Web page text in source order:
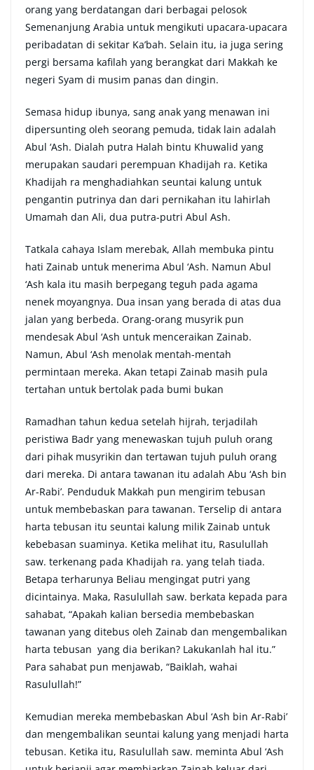
orang yang berdatangan dari berbagai pelosok
Semenanjung Arabia untuk mengikuti upacara-upacara
peribadatan di sekitar Ka’bah. Selain itu, ia juga sering
pergi bersama kafilah yang berangkat dari Makkah ke
negeri Syam di musim panas dan dingin.
Semasa hidup ibunya, sang anak yang menawan ini
dipersunting oleh seorang pemuda, tidak lain adalah
Abul ‘Ash. Dialah putra Halah bintu Khuwalid yang
merupakan saudari perempuan Khadijah ra. Ketika
Khadijah ra menghadiahkan seuntai kalung untuk
pengantin putrinya dan dari pernikahan itu lahirlah
Umamah dan Ali, dua putra-putri Abul Ash.
Tatkala cahaya Islam merebak, Allah membuka pintu
hati Zainab untuk menerima Abul ‘Ash. Namun Abul
‘Ash kala itu masih berpegang teguh pada agama
nenek moyangnya. Dua insan yang berada di atas dua
jalan yang berbeda. Orang-orang musyrik pun
mendesak Abul ‘Ash untuk menceraikan Zainab.
Namun, Abul ‘Ash menolak mentah-mentah
permintaan mereka. Akan tetapi Zainab masih pula
tertahan untuk bertolak pada bumi bukan
Ramadhan tahun kedua setelah hijrah, terjadilah
peristiwa Badr yang menewaskan tujuh puluh orang
dari pihak musyrikin dan tertawan tujuh puluh orang
dari mereka. Di antara tawanan itu adalah Abu ‘Ash bin
Ar-Rabi’. Penduduk Makkah pun mengirim tebusan
untuk membebaskan para tawanan. Terselip di antara
harta tebusan itu seuntai kalung milik Zainab untuk
kebebasan suaminya. Ketika melihat itu, Rasulullah
saw. terkenang pada Khadijah ra. yang telah tiada.
Betapa terharunya Beliau mengingat putri yang
dicintainya. Maka, Rasulullah saw. berkata kepada para
sahabat, “Apakah kalian bersedia membebaskan
tawanan yang ditebus oleh Zainab dan mengembalikan
harta tebusan yang dia berikan? Lakukanlah hal itu.”
Para sahabat pun menjawab, “Baiklah, wahai
Rasulullah!”
Kemudian mereka membebaskan Abul ‘Ash bin Ar-Rabi’
dan mengembalikan seuntai kalung yang menjadi harta
tebusan. Ketika itu, Rasulullah saw. meminta Abul ‘Ash